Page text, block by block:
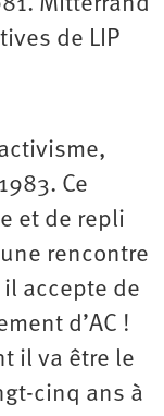
de LIP
Ce
et de repli
rencontre
il accepte de
d’AC !
il va être le
cinq ans à